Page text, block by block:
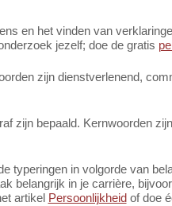
en het vinden van
jezelf; doe de gratis
zijn dienstverlenend,
zijn bepaald. Kernwoorden
typeringen in volgorde van
belangrijk in je carrière,
artikel Persoonlijkheidof doe